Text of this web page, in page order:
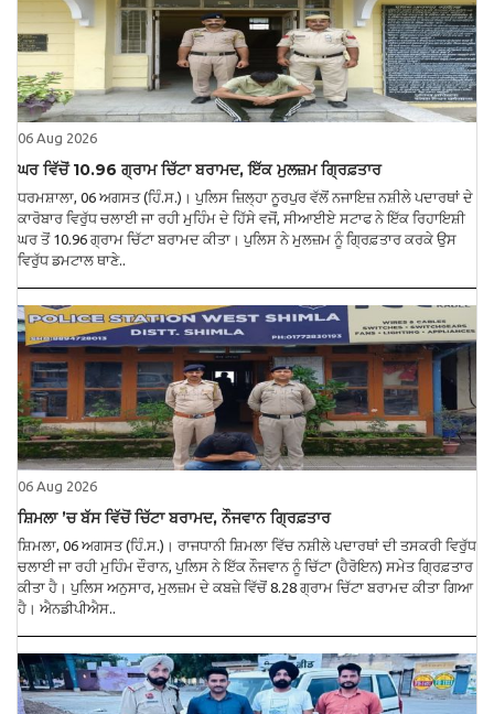
06 Aug 2026
ਘਰ ਵਿੱਚੋਂ 10.96 ਗ੍ਰਾਮ ਚਿੱਟਾ ਬਰਾਮਦ, ਇੱਕ ਮੁਲਜ਼ਮ ਗ੍ਰਿਫ਼ਤਾਰ
ਧਰਮਸ਼ਾਲਾ, 06 ਅਗਸਤ (ਹਿੰ.ਸ.)। ਪੁਲਿਸ ਜ਼ਿਲ੍ਹਾ ਨੂਰਪੁਰ ਵੱਲੋਂ ਨਜਾਇਜ਼ ਨਸ਼ੀਲੇ ਪਦਾਰਥਾਂ ਦੇ
ਕਾਰੋਬਾਰ ਵਿਰੁੱਧ ਚਲਾਈ ਜਾ ਰਹੀ ਮੁਹਿੰਮ ਦੇ ਹਿੱਸੇ ਵਜੋਂ, ਸੀਆਈਏ ਸਟਾਫ ਨੇ ਇੱਕ ਰਿਹਾਇਸ਼ੀ
ਘਰ ਤੋਂ 10.96 ਗ੍ਰਾਮ ਚਿੱਟਾ ਬਰਾਮਦ ਕੀਤਾ। ਪੁਲਿਸ ਨੇ ਮੁਲਜ਼ਮ ਨੂੰ ਗ੍ਰਿਫ਼ਤਾਰ ਕਰਕੇ ਉਸ
ਵਿਰੁੱਧ ਡਮਟਾਲ ਥਾਣੇ..
06 Aug 2026
ਸ਼ਿਮਲਾ ’ਚ ਬੱਸ ਵਿੱਚੋਂ ਚਿੱਟਾ ਬਰਾਮਦ, ਨੌਜਵਾਨ ਗ੍ਰਿਫ਼ਤਾਰ
ਸ਼ਿਮਲਾ, 06 ਅਗਸਤ (ਹਿੰ.ਸ.)। ਰਾਜਧਾਨੀ ਸ਼ਿਮਲਾ ਵਿੱਚ ਨਸ਼ੀਲੇ ਪਦਾਰਥਾਂ ਦੀ ਤਸਕਰੀ ਵਿਰੁੱਧ
ਚਲਾਈ ਜਾ ਰਹੀ ਮੁਹਿੰਮ ਦੌਰਾਨ, ਪੁਲਿਸ ਨੇ ਇੱਕ ਨੌਜਵਾਨ ਨੂੰ ਚਿੱਟਾ (ਹੈਰੋਇਨ) ਸਮੇਤ ਗ੍ਰਿਫ਼ਤਾਰ
ਕੀਤਾ ਹੈ। ਪੁਲਿਸ ਅਨੁਸਾਰ, ਮੁਲਜ਼ਮ ਦੇ ਕਬਜ਼ੇ ਵਿੱਚੋਂ 8.28 ਗ੍ਰਾਮ ਚਿੱਟਾ ਬਰਾਮਦ ਕੀਤਾ ਗਿਆ
ਹੈ। ਐਨਡੀਪੀਐਸ..